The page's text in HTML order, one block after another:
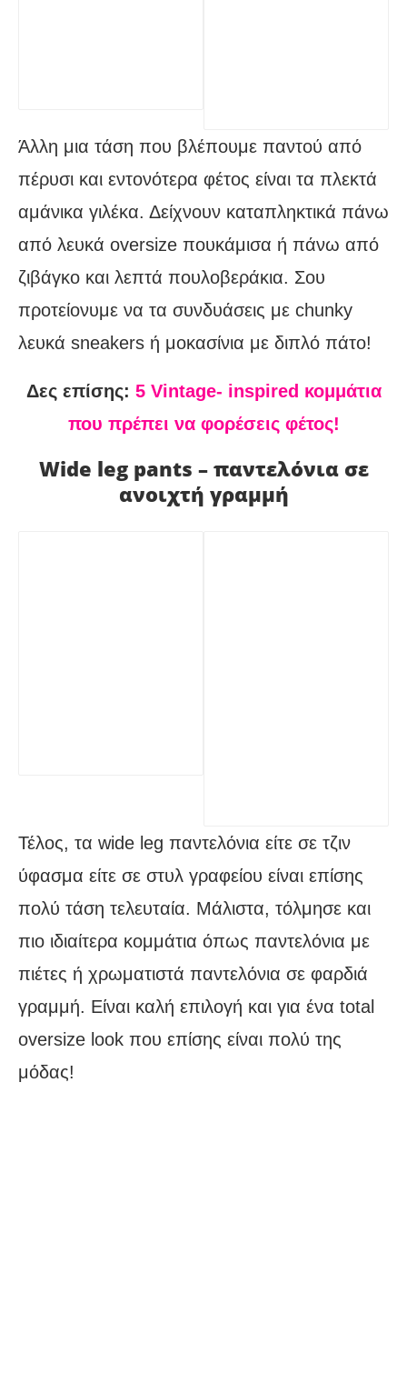
Άλλη μια τάση που βλέπουμε παντού από
πέρυσι και εντονότερα φέτος είναι τα πλεκτά
αμάνικα γιλέκα. Δείχνουν καταπληκτικά πάνω
από λευκά oversize πουκάμισα ή πάνω από
ζιβάγκο και λεπτά πουλοβεράκια. Σου
προτείονυμε να τα συνδυάσεις με chunky
λευκά sneakers ή μοκασίνια με διπλό πάτο!
Δες επίσης: 5 Vintage- inspired κομμάτια
που πρέπει να φορέσεις φέτος!
Wide leg pants – παντελόνια σε
ανοιχτή γραμμή
Τέλος, τα wide leg παντελόνια είτε σε τζιν
ύφασμα είτε σε στυλ γραφείου είναι επίσης
πολύ τάση τελευταία. Μάλιστα, τόλμησε και
πιο ιδιαίτερα κομμάτια όπως παντελόνια με
πιέτες ή χρωματιστά παντελόνια σε φαρδιά
γραμμή. Είναι καλή επιλογή και για ένα total
oversize look που επίσης είναι πολύ της
μόδας!